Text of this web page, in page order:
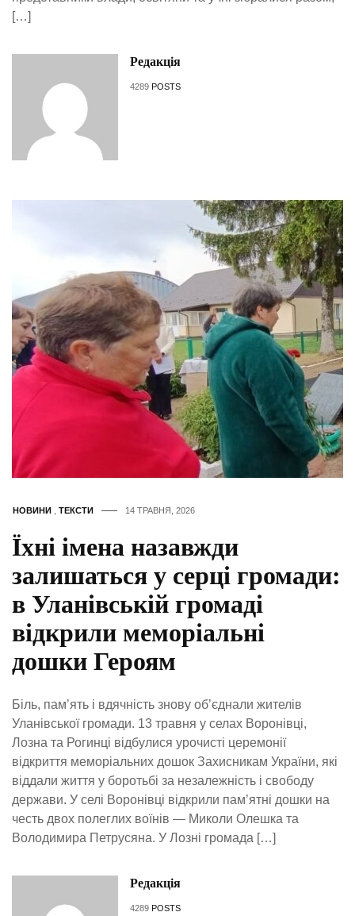
[…]
Редакція
4289 POSTS
НОВИНИ ТЕКСТИ 14 ТРАВНЯ, 2026
Їхні імена назавжди
залишаться у серці громади:
в Уланівській громаді
відкрили меморіальні
дошки Героям
Біль, пам’ять і вдячність знову об’єднали жителів
Уланівської громади. 13 травня у селах Воронівці,
Лозна та Рогинці відбулися урочисті церемонії
відкриття меморіальних дошок Захисникам України, які
віддали життя у боротьбі за незалежність і свободу
держави. У селі Воронівці відкрили пам’ятні дошки на
честь двох полеглих воїнів — Миколи Олешка та
Володимира Петрусяна. У Лозні громада […]
Редакція
4289 POSTS